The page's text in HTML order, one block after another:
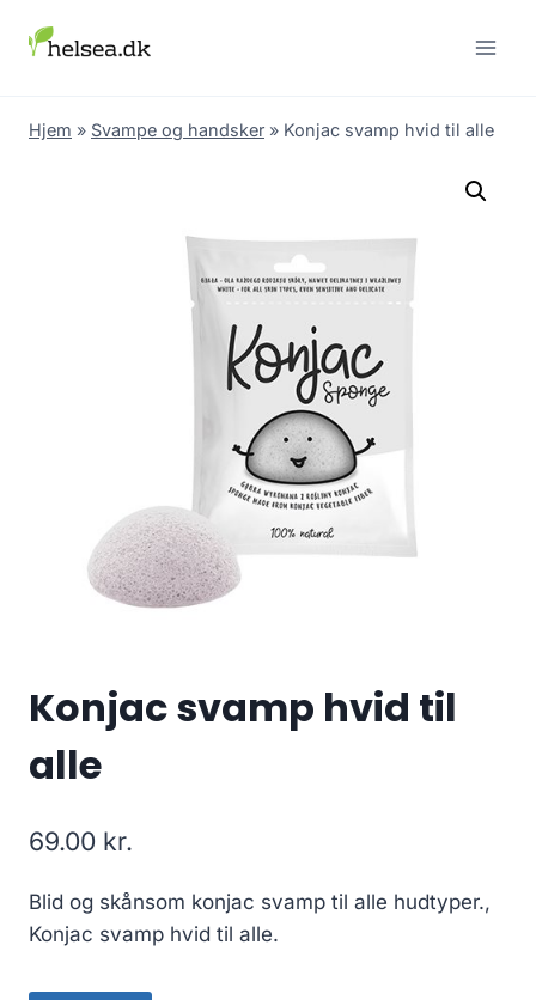
Hjem » Svampe og handsker » Konjac svamp hvid til alle
Konjac svamp hvid til
alle
69.00 kr.
Blid og skånsom konjac svamp til alle hudtyper.,
Konjac svamp hvid til alle.